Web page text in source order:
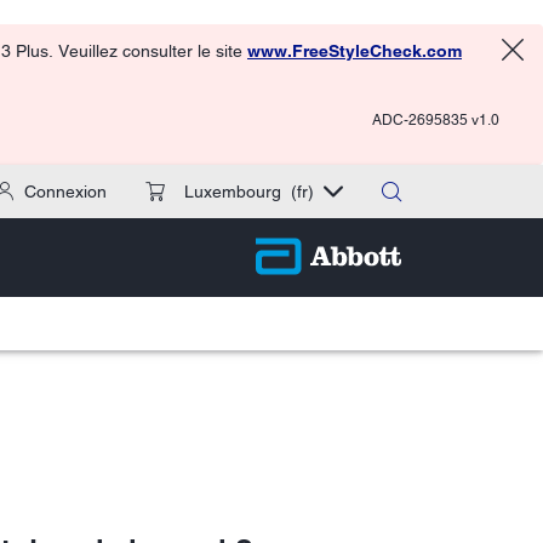
Plus. Veuillez consulter le site www.FreeStyleCheck.com
ADC-2695835 v1.0
Connexion Luxembourg (fr)